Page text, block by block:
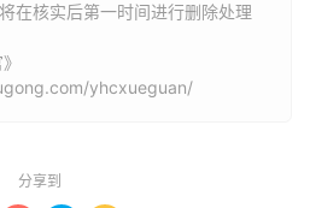
在核实后第一时间进行删除处理
yhcxueguan/
分享到